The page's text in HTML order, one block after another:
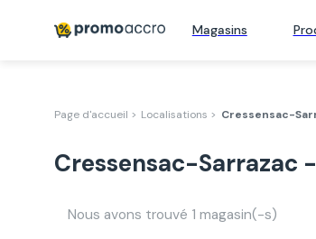
Magasins
Page d'accueil > Localisations > Cressensac-
Cressensac-Sarrazac
Nous avons trouvé 1 magasin(-s)